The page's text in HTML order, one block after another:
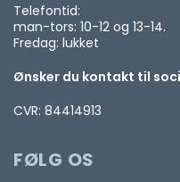
Telefontid:
man-tors: 10-12 og 13-14.
Fredag: lukket
Ønsker du kontakt til
CVR: 84414913
FØLG OS